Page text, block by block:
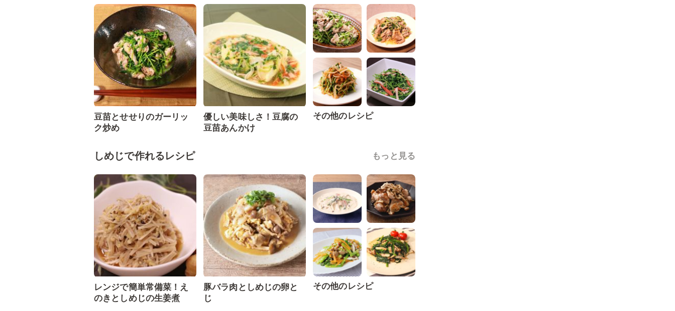
豆苗とせせりのガーリッ
ク炒め
優しい美味しさ！豆腐の
豆苗あんかけ
その他のレシピ
しめじで作れるレシピ もっと見る
レンジで簡単常備菜！え
のきとしめじの生姜煮
豚バラ肉としめじの卵と
じ
その他のレシピ